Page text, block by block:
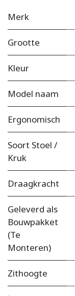
Merk
Grootte
Kleur
Model naam
Ergonomisch
Soort Stoel /
Kruk
Draagkracht
Geleverd als
Bouwpakket
(Te
Monteren)
Zithoogte